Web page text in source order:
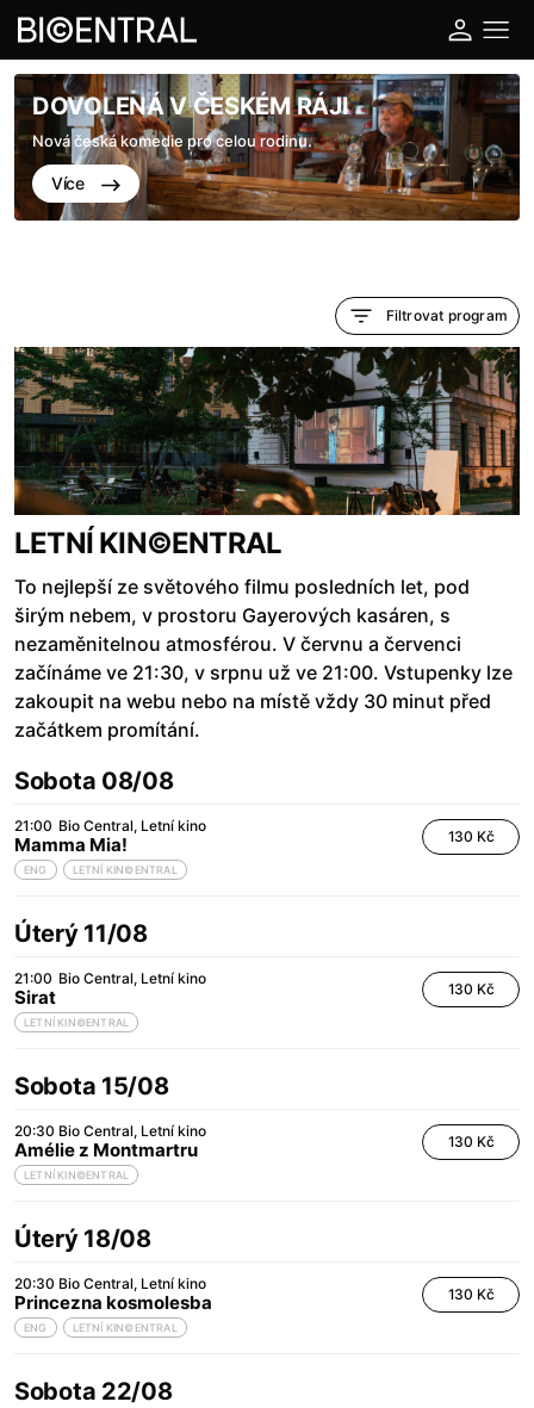
DOVOLENÁ V ČESKÉM RÁJI
Nová česká komedie pro celou rodinu.
Více
Filtrovat program
LETNÍ KIN©ENTRAL
To nejlepší ze světového filmu posledních let, pod
širým nebem, v prostoru Gayerových kasáren, s
nezaměnitelnou atmosférou. V červnu a červenci
začínáme ve 21:30, v srpnu už ve 21:00. Vstupenky lze
zakoupit na webu nebo na místě vždy 30 minut před
začátkem promítání.
Sobota 08/08
21:00 Bio Central Letní kino
Mamma Mia!
ENG LETNÍ KIN©ENTRAL
130 Kč
Úterý 11/08
21:00 Bio Central Letní kino
Sirat
LETNÍ KIN©ENTRAL
130 Kč
Sobota 15/08
20:30 Bio Central Letní kino
Amélie z Montmartru
LETNÍ KIN©ENTRAL
130 Kč
Úterý 18/08
20:30 Bio Central Letní kino
Princezna kosmolesba
ENG LETNÍ KIN©ENTRAL
130 Kč
Sobota 22/08